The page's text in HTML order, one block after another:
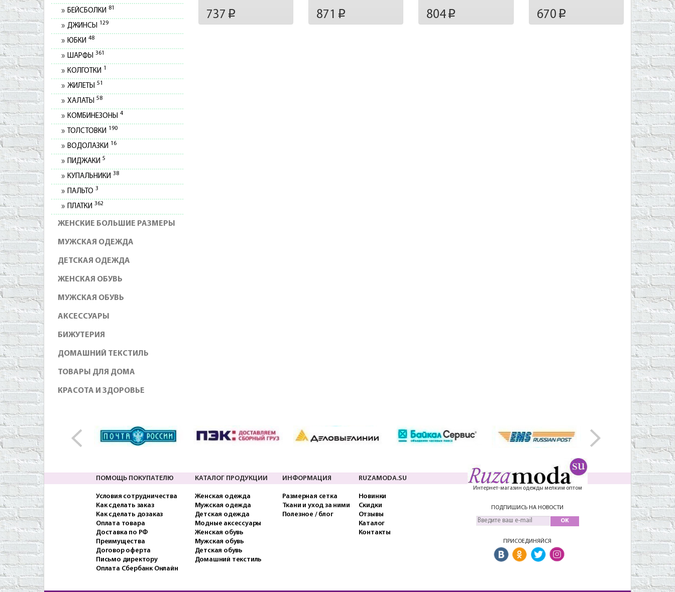
БЕЙСБОЛКИ 81
ДЖИНСЫ 129
ЮБКИ 48
ШАРФЫ 361
КОЛГОТКИ 1
ЖИЛЕТЫ 51
ХАЛАТЫ 58
КОМБИНЕЗОНЫ 4
ТОЛСТОВКИ 190
ВОДОЛАЗКИ 16
ПИДЖАКИ 5
КУПАЛЬНИКИ 38
ПАЛЬТО 3
ПЛАТКИ 362
ЖЕНСКИЕ БОЛЬШИЕ РАЗМЕРЫ
МУЖСКАЯ ОДЕЖДА
ДЕТСКАЯ ОДЕЖДА
ЖЕНСКАЯ ОБУВЬ
МУЖСКАЯ ОБУВЬ
АКСЕССУАРЫ
БИЖУТЕРИЯ
ДОМАШНИЙ ТЕКСТИЛЬ
ТОВАРЫ ДЛЯ ДОМА
КРАСОТА И ЗДОРОВЬЕ
737 p 871 p 804 p 670 p
ПОМОЩЬ ПОКУПАТЕЛЮ
Условия сотрудничества
Как сделать заказ
Как сделать дозаказ
Оплата товара
Доставка по РФ
Преимущества
Договор оферта
Письмо директору
Оплата Сбербанк Онлайн
КАТАЛОГ ПРОДУКЦИИ
Женская одежда
Мужская одежда
Детская одежда
Модные аксессуары
Женская обувь
Мужская обувь
Детская обувь
Домашний текстиль
ИНФОРМАЦИЯ
Размерная сетка
Ткани и уход за ними
Полезное / блог
RUZAMODA.SU
Новинки
Скидки
Отзывы
Каталог
Контакты
Интернет-магазин одежды мелким оптом
ПОДПИШИСЬ НА НОВОСТИ
OK
ПРИСОЕДИНЯЙСЯ